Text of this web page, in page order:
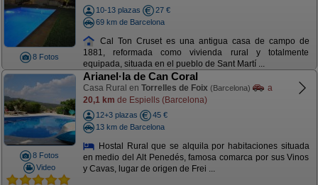
8 Fotos
10-13 plazas
27 €
69 km de Barcelona
Cal Ton Cruset es una antigua casa de campo de
1881, reformada como vivienda rural y totalmente
equipada, situada en el pueblo de Sant Martí ...
8 Fotos
Video
Arianel·la de Can Coral
Casa Rural en Torrelles de Foix (Barcelona)
a
20,1 km de Espiells (Barcelona)
12+3 plazas
45 €
13 km de Barcelona
Hostal Rural que se alquila por habitaciones situada
en medio del Alt Penedés, famosa comarca por sus Vinos
y Cavas, lugar de origen de Frei ...